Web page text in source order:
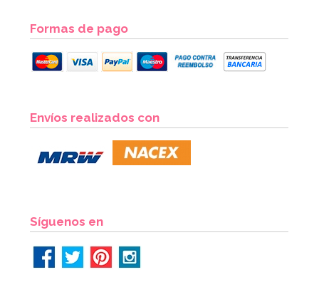
1,50€
Formas de pago
Envíos realizados con
Síguenos en